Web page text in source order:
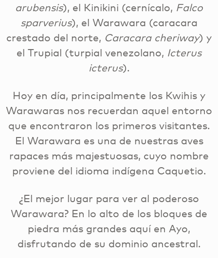
arubensis), el Kinikini (cernícalo, Falco
sparverius), el Warawara (caracara
crestado del norte, Caracara cheriway) y
el Trupial (turpial venezolano, Icterus
icterus).
Hoy en día, principalmente los Kwihis y
Warawaras nos recuerdan aquel entorno
que encontraron los primeros visitantes.
El Warawara es una de nuestras aves
rapaces más majestuosas, cuyo nombre
proviene del idioma indígena Caquetio.
¿El mejor lugar para ver al poderoso
Warawara? En lo alto de los bloques de
piedra más grandes aquí en Ayo,
disfrutando de su dominio ancestral.